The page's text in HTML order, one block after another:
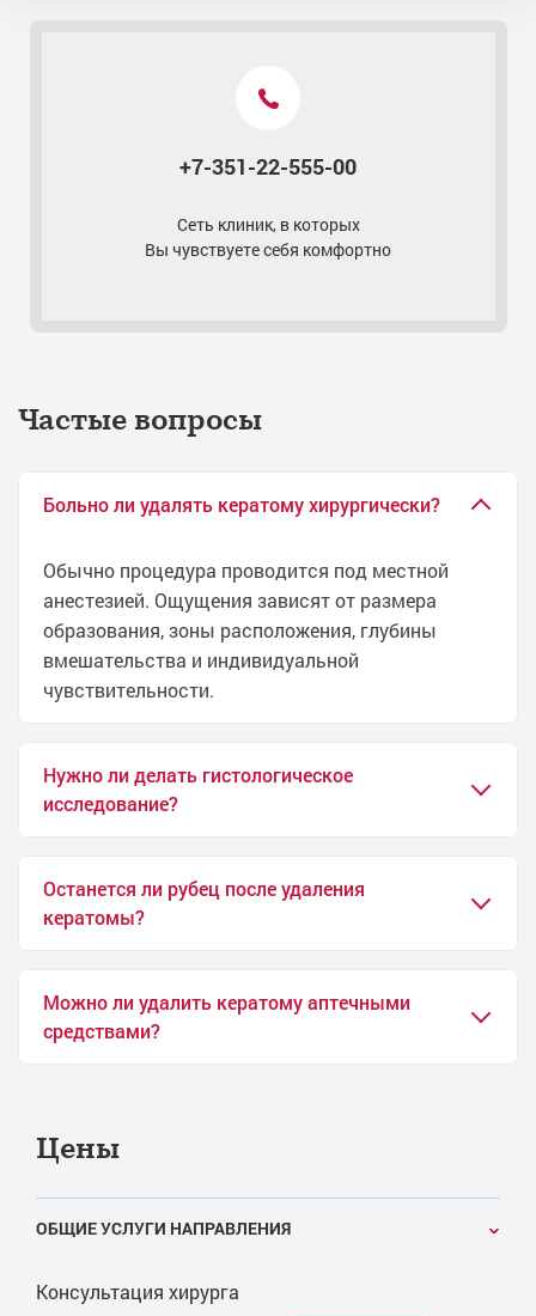
+7-351-22-555-00
Сеть клиник, в которых
Вы чувствуете себя комфортно
Частые вопросы
Больно ли удалять кератому хирургически?
Обычно процедура проводится под местной
анестезией. Ощущения зависят от размера
образования, зоны расположения, глубины
вмешательства и индивидуальной
чувствительности.
Нужно ли делать гистологическое
исследование?
Останется ли рубец после удаления
кератомы?
Можно ли удалить кератому аптечными
средствами?
Цены
ОБЩИЕ УСЛУГИ НАПРАВЛЕНИЯ
Консультация хирурга